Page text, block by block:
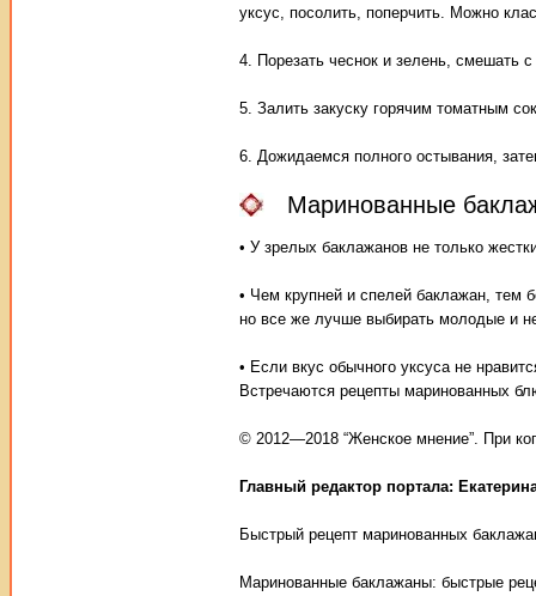
уксус, посолить, поперчить. Можно
4. Порезать чеснок и зелень, смешать
5. Залить закуску горячим томатным
6. Дожидаемся полного остывания,
Маринованные
• У зрелых баклажанов не только
• Чем крупней и спелей баклажан, тем
но все же лучше выбирать молодые и
• Если вкус обычного уксуса не
Встречаются рецепты маринованных
© 2012—2018 “Женское мнение”. При
Главный редактор портала:
Быстрый рецепт маринованных
Маринованные баклажаны: быстрые